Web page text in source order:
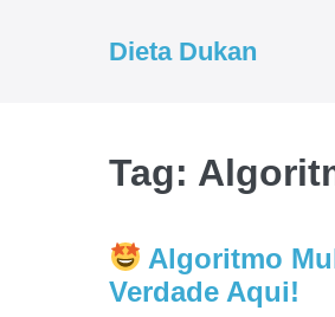
Dieta Dukan
Tag:
Algoritmo
Verdade Aqui!